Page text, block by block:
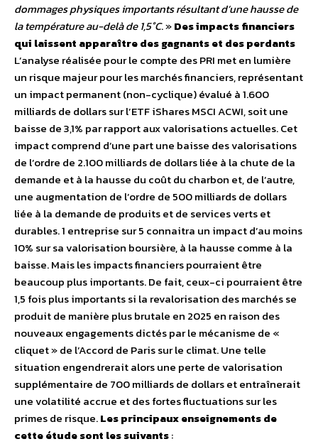
dommages physiques importants résultant d’une hausse de
la température au-delà de 1,5°C. »Des impacts financiers
qui laissent apparaître des gagnants et des perdants
L’analyse réalisée pour le compte des PRI met en lumière
un risque majeur pour les marchés financiers, représentant
un impact permanent (non-cyclique) évalué à 1.600
milliards de dollars sur l’ETF iShares MSCI ACWI, soit une
baisse de 3,1% par rapport aux valorisations actuelles. Cet
impact comprend d’une part une baisse des valorisations
de l’ordre de 2.100 milliards de dollars liée à la chute de la
demande et à la hausse du coût du charbon et, de l’autre,
une augmentation de l’ordre de 500 milliards de dollars
liée à la demande de produits et de services verts et
durables. 1 entreprise sur 5 connaitra un impact d’au moins
10% sur sa valorisation boursière, à la hausse comme à la
baisse. Mais les impacts financiers pourraient être
beaucoup plus importants. De fait, ceux-ci pourraient être
1,5 fois plus importants si la revalorisation des marchés se
produit de manière plus brutale en 2025 en raison des
nouveaux engagements dictés par le mécanisme de «
cliquet » de l’Accord de Paris sur le climat. Une telle
situation engendrerait alors une perte de valorisation
supplémentaire de 700 milliards de dollars et entraînerait
une volatilité accrue et des fortes fluctuations sur les
primes de risque.Les principaux enseignements de
cette étude sont les suivants: